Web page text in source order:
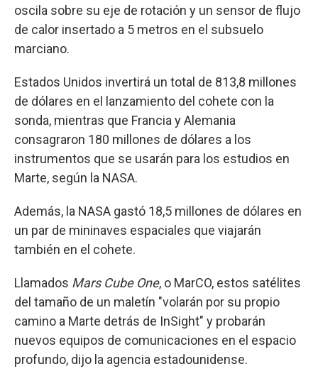
oscila sobre su eje de rotación y un sensor de flujo
de calor insertado a 5 metros en el subsuelo
marciano.
Estados Unidos invertirá un total de 813,8 millones
de dólares en el lanzamiento del cohete con la
sonda, mientras que Francia y Alemania
consagraron 180 millones de dólares a los
instrumentos que se usarán para los estudios en
Marte, según la NASA.
Además, la NASA gastó 18,5 millones de dólares en
un par de mininaves espaciales que viajarán
también en el cohete.
Llamados Mars Cube One, o MarCO, estos satélites
del tamaño de un maletín "volarán por su propio
camino a Marte detrás de InSight" y probarán
nuevos equipos de comunicaciones en el espacio
profundo, dijo la agencia estadounidense.